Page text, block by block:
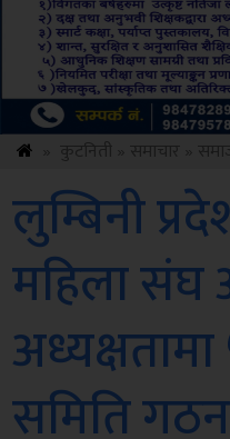
लुम्बिनी
महिला संघ
समिति गठन